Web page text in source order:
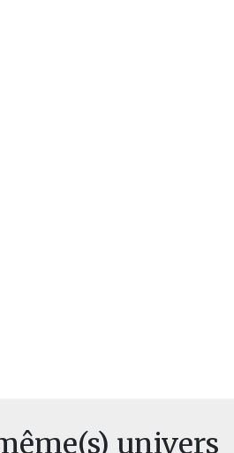
univers